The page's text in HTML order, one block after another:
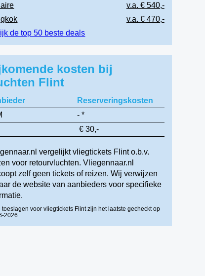
v.a. € 540,-
v.a. € 470,-
de top 50 beste deals
kosten bij
Flint
Reserveringskosten
- *
€ 30,-
vergelijkt vliegtickets Flint o.b.v.
voor retourvluchten. Vliegennaar.nl
zelf geen tickets of reizen. Wij verwijzen
de website van aanbieders voor specifieke
toeslagen voor vliegtickets Flint zijn het laatste gecheckt op
2026